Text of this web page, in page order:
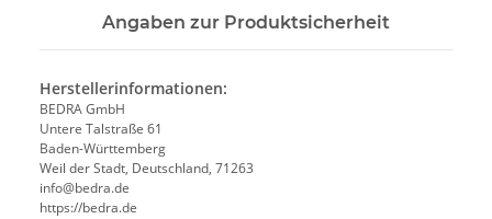
Angaben zur Produktsicherheit
Herstellerinformationen:
BEDRA GmbH
Untere Talstraße 61
Baden-Württemberg
Weil der Stadt, Deutschland, 71263
info@bedra.de
https://bedra.de